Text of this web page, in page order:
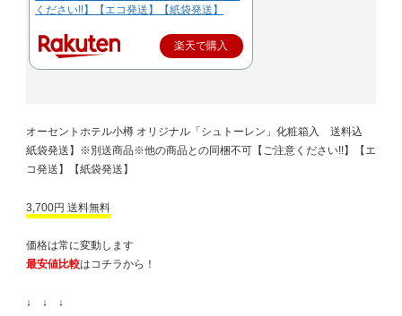
ください!!】【エコ発送】【紙袋発送】
楽天で購入
オーセントホテル小樽 オリジナル「シュトーレン」化粧箱入 送料込
紙袋発送】※別送商品※他の商品との同梱不可【ご注意ください!!】【エ
コ発送】【紙袋発送】
3,700円 送料無料
価格は常に変動します
最安値比較はコチラから！
↓ ↓ ↓